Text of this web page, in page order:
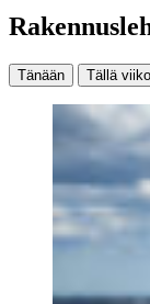
Tänään Tällä